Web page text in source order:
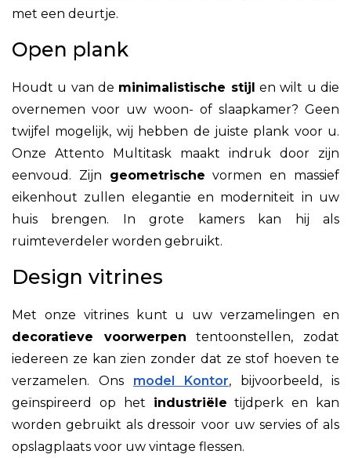
met een deurtje.
Open plank
Houdt u van de minimalistische stijl en wilt u die
overnemen voor uw woon- of slaapkamer? Geen
twijfel mogelijk, wij hebben de juiste plank voor u.
Onze Attento Multitask maakt indruk door zijn
eenvoud. Zijn geometrische vormen en massief
eikenhout zullen elegantie en moderniteit in uw
huis brengen. In grote kamers kan hij als
ruimteverdeler worden gebruikt.
Design vitrines
Met onze vitrines kunt u uw verzamelingen en
decoratieve voorwerpen tentoonstellen, zodat
iedereen ze kan zien zonder dat ze stof hoeven te
verzamelen. Ons model Kontor, bijvoorbeeld, is
geïnspireerd op het industriële tijdperk en kan
worden gebruikt als dressoir voor uw servies of als
opslagplaats voor uw vintage flessen.